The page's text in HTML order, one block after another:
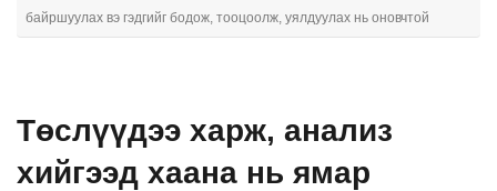
байршуулах вэ гэдгийг бодож, тооцоолж, уялдуулах нь оновчтой
Төслүүдээ харж, анализ
хийгээд хаана нь ямар